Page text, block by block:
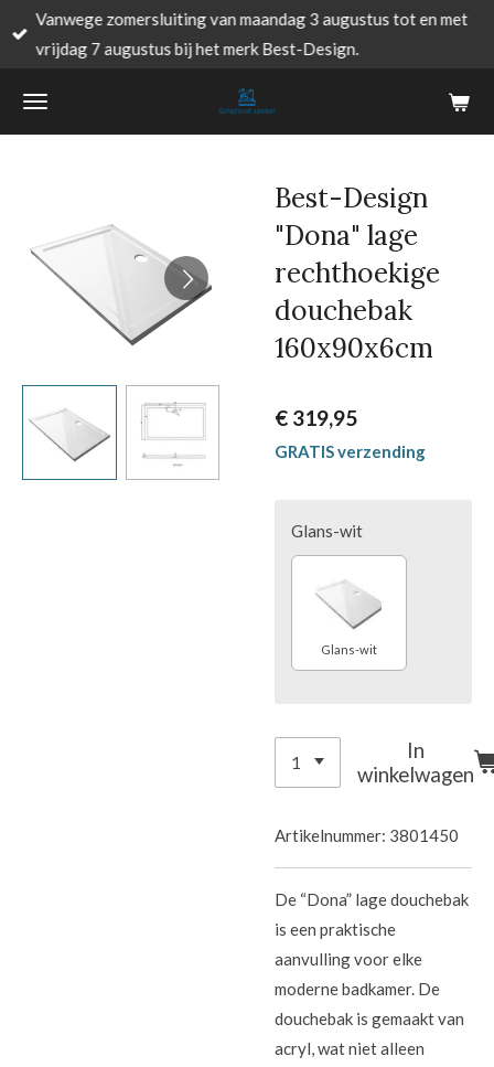
Ga
direct
de
Vanwege zomersluiting van maandag 3 augustus tot en met
vrijdag 7 augustus bij het merk Best-Design.
Best-Design
"Dona" lage
rechthoekige
douchebak
160x90x6cm
€ 319,95
GRATIS verzending
Glans-wit
Glans-wit
In
winkelwagen
Artikelnummer: 3801450
De “Dona” lage douchebak
is een praktische
aanvulling voor elke
moderne badkamer. De
douchebak is gemaakt van
acryl, wat niet alleen